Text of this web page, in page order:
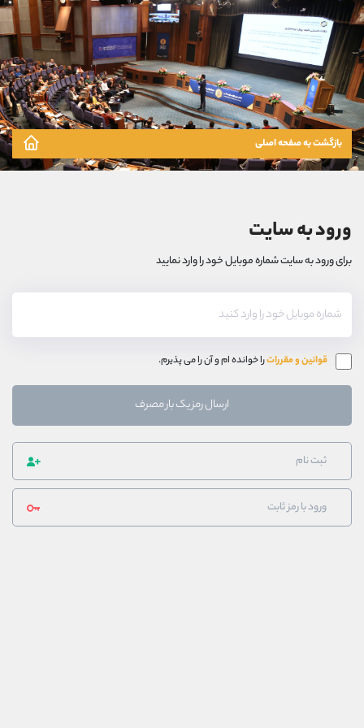
بازگشت به صفحه اصلی
ورود به سایت
برای ورود به سایت شماره موبایل خود را وارد نمایید
قوانین و مقرراترا خوانده ام و آن را می پذیرم.
ارسال رمز یک بار مصرف
ثبت نام
ورود با رمز ثابت